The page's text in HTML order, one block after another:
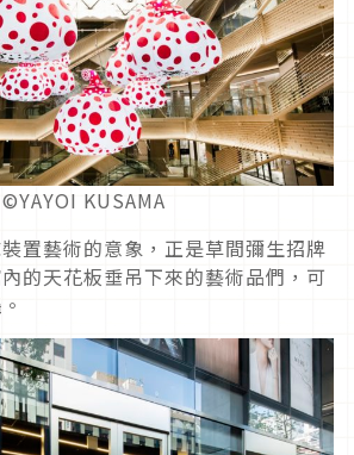
KUSAMA
置藝術的意象，正是草間彌生招牌
的天花板垂吊下來的藝術品們，可